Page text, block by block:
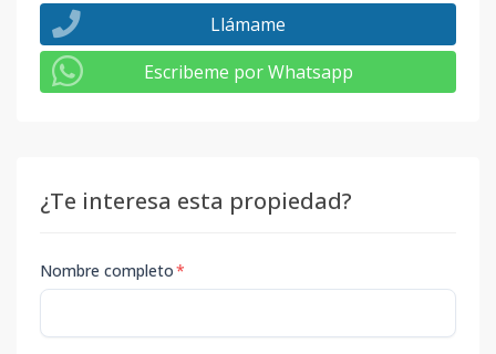
Llámame
Escribeme por Whatsapp
¿Te interesa esta propiedad?
Nombre completo*